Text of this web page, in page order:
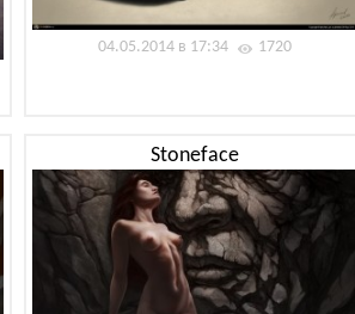
04.05.2014 в 17:34 1720
Stoneface